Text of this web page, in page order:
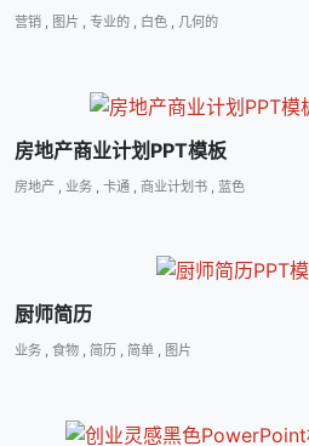
营销 , 图片 , 专业的 , 白色 , 几何的
房地产商业计划PPT模板
房地产 业务 卡通 商业计划书 蓝色
厨师简历
业务 , 食物 , 简历 , 简单 , 图片